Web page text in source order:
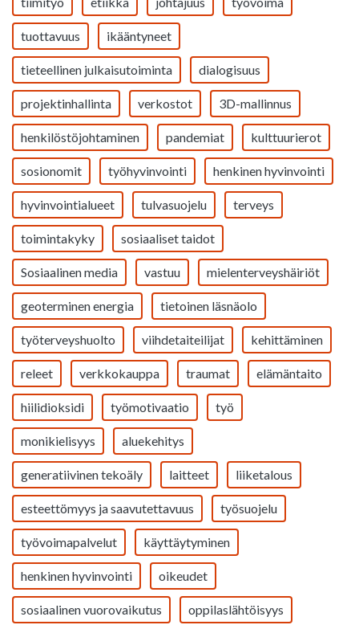
tuottavuus ikääntyneet
tieteellinen julkaisutoiminta dialogisuus
projektinhallinta verkostot 3D-mallinnus
henkilöstöjohtaminen pandemiat kulttuurierot
sosionomit työhyvinvointi henkinen hyvinvointi
hyvinvointialueet tulvasuojelu terveys
toimintakyky sosiaaliset taidot
Sosiaalinen media vastuu mielenterveyshäiriöt
geoterminen energia tietoinen läsnäolo
työterveyshuolto viihdetaiteilijat kehittäminen
releet verkkokauppa traumat elämäntaito
hiilidioksidi työmotivaatio työ
monikielisyys aluekehitys
generatiivinen tekoäly laitteet liiketalous
esteettömyys ja saavutettavuus työsuojelu
työvoimapalvelut käyttäytyminen
henkinen hyvinvointi oikeudet
sosiaalinen vuorovaikutus oppilaslähtöisyys